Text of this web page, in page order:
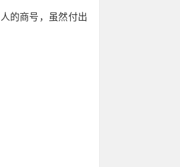
的商号，虽然付出